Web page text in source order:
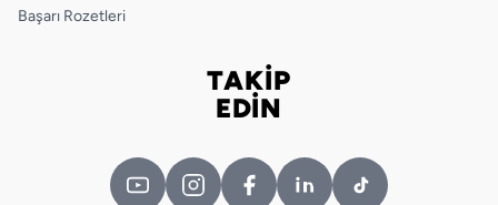
Başarı Rozetleri
TAKİP
EDİN